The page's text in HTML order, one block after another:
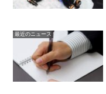
最近のニュース